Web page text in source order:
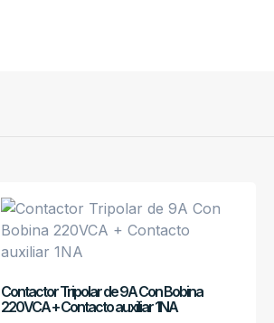
Contactor Tripolar de 9A Con Bobina
220VCA + Contacto auxiliar 1NA